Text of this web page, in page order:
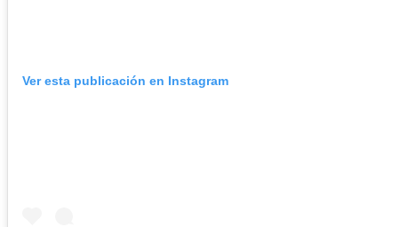
Ver esta publicación en Instagram